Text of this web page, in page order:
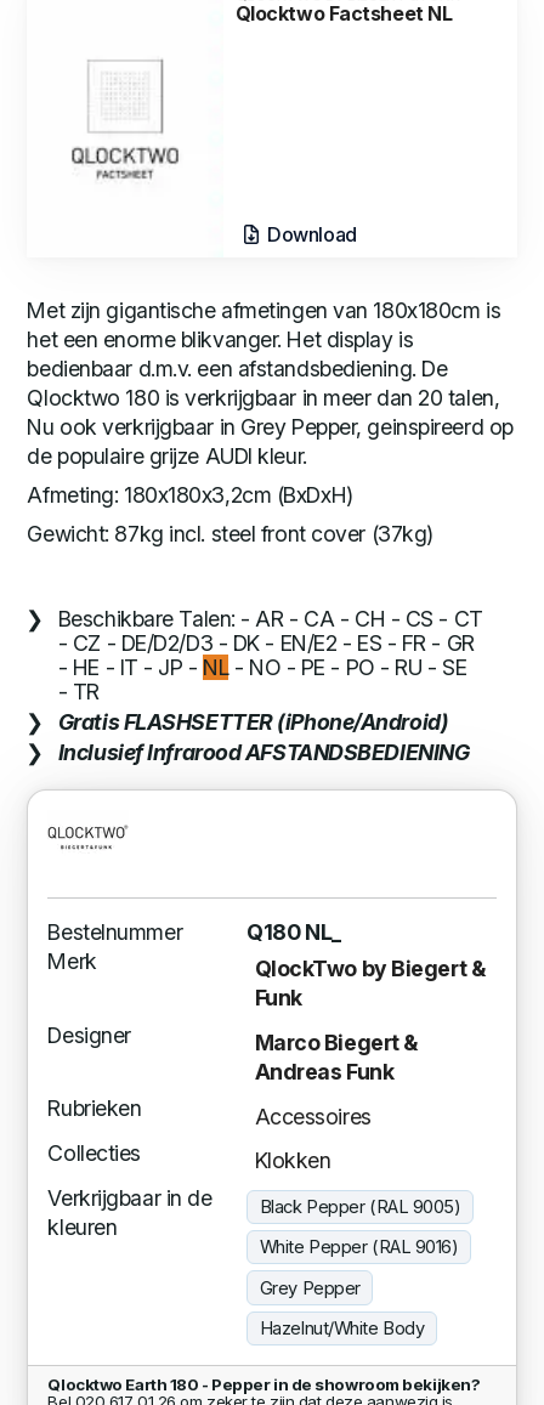
Qlocktwo Factsheet NL
Download
Met zijn gigantische afmetingen van 180x180cm is
het een enorme blikvanger. Het display is
bedienbaar d.m.v. een afstandsbediening. De
Qlocktwo 180 is verkrijgbaar in meer dan 20 talen,
Nu ook verkrijgbaar in Grey Pepper, geinspireerd op
de populaire grijze AUDI kleur.
Afmeting: 180x180x3,2cm (BxDxH)
Gewicht: 87kg incl. steel front cover (37kg)
Beschikbare Talen: - AR - CA - CH - CS - CT
- CZ - DE/D2/D3 - DK - EN/E2 - ES - FR - GR
- HE - IT - JP - NL- NO - PE - PO - RU - SE
- TR
Gratis FLASHSETTER (iPhone/Android)
Inclusief Infrarood AFSTANDSBEDIENING
Bestelnummer
Q180 NL_
Merk
QlockTwo by Biegert &
Funk
Designer
Marco Biegert &
Andreas Funk
Rubrieken
Accessoires
Collecties
Klokken
Verkrijgbaar in de
kleuren
Black Pepper (RAL 9005)
White Pepper (RAL 9016)
Grey Pepper
Hazelnut/White Body
Qlocktwo Earth 180 - Pepper in de showroom bekijken?